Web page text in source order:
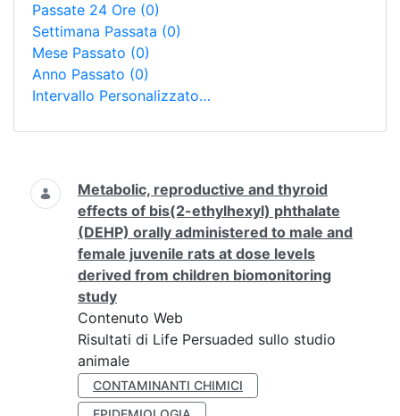
Passate 24 Ore (0)
Settimana Passata (0)
Mese Passato (0)
Anno Passato (0)
Intervallo Personalizzato…
Ricerca
Metabolic, reproductive and thyroid
effects of bis(2-ethylhexyl) phthalate
(DEHP) orally administered to male and
female juvenile rats at dose levels
derived from children biomonitoring
study
Contenuto Web
Risultati di Life Persuaded sullo studio
animale
CONTAMINANTI CHIMICI